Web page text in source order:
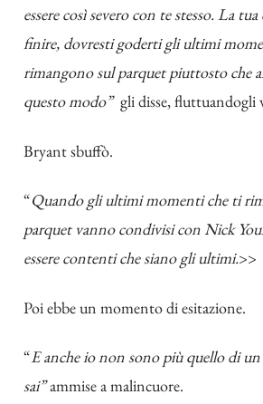
essere così severo con te stesso. La
finire, dovresti goderti gli ultimi
rimangono sul parquet piuttosto che
questo modo”gli disse, fluttuandogli
Bryant sbuffò.
“Quando gli ultimi momenti che ti
parquet vanno condivisi con Nick
essere contenti che siano gli ultimi.>>
Poi ebbe un momento di esitazione.
“E anche io non sono più quello di
sai”ammise a malincuore.